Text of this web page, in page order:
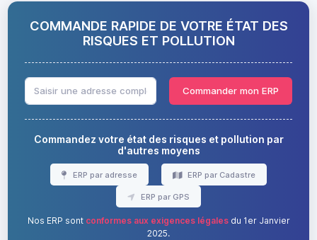
COMMANDE RAPIDE DE VOTRE ÉTAT DES
RISQUES ET POLLUTION
Commander mon ERP
Commandez votre état des risques et pollution par
d'autres moyens
ERP par adresse ERP par Cadastre
ERP par GPS
Nos ERP sont conformes aux exigences légalesdu 1er Janvier
2025.